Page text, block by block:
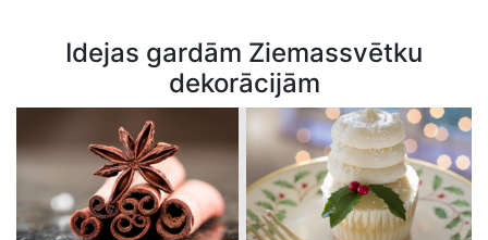
Idejas gardām Ziemassvētku
dekorācijām